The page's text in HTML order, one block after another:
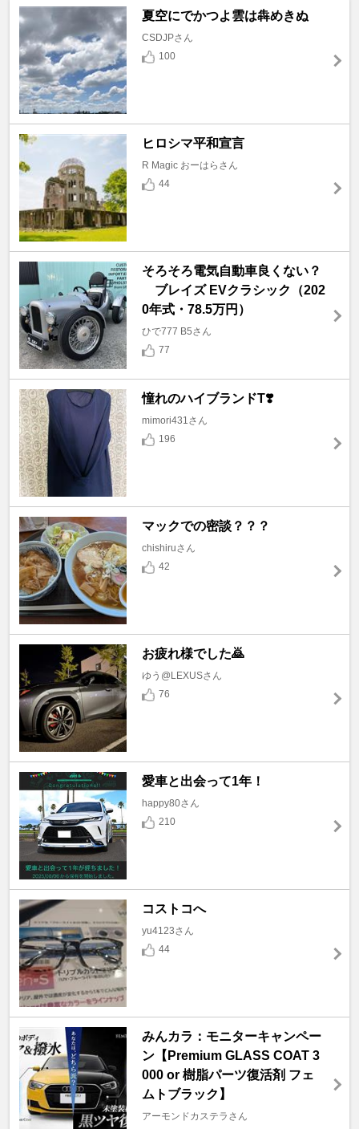
夏空にでかつよ雲は犇めきぬ
CSDJPさん
100
ヒロシマ平和宣言
R Magic おーはらさん
44
そろそろ電気自動車良くない？
ブレイズ EVクラシック（202
0年式・78.5万円）
ひで777 B5さん
77
憧れのハイブランドT❣️
mimori431さん
196
マックでの密談？？？
chishiruさん
42
お疲れ様でした🙇
ゆう@LEXUSさん
76
愛車と出会って1年！
happy80さん
210
コストコへ
yu4123さん
44
みんカラ：モニターキャンペー
ン【Premium GLASS COAT 3
000 or 樹脂パーツ復活剤 フェ
ムトブラック】
アーモンドカステラさん